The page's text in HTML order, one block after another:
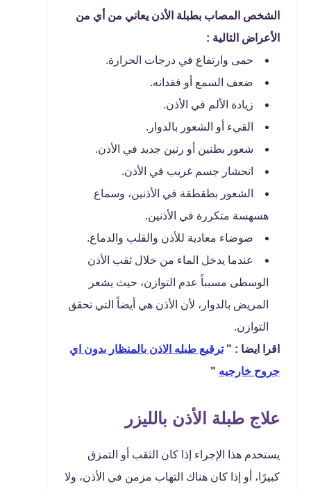
الشخص المصاب بطبلة الأذن يعاني من أي من
الأعراض التالية :
حمى وارتفاع في درجات الحرارة.
ضعف السمع أو فقدانه.
زيادة الألم في الأذن.
القيء أو الشعور بالدوار.
شعور بطنين أو رنين جديد في الأذن.
انحشار جسم غريب في الأذن.
الشعور بطقطقة في الأذنين، وسماع
هسهسة متكررة في الأذنين.
ضوضاء معادية للأذن والقلب والدماغ.
عندما يدخل الماء من خلال ثقب الأذن
الوسطى مسبباً عدم التوازن، حيث يشعر
المريض بالدوار، لأن الأذن هي أيضاً التي تحقق
التوازن.
اقرا ايضا : "ترقيع طبله الاذن بالمنظار بدون اي
جروح خارجيه "
علاج طبلة الأذن بالليزر
يستخدم هذا الإجراء إذا كان الثقب أو التمزق
كبيرًا، أو إذا كان هناك التهاب مزمن في الأذن، ولا